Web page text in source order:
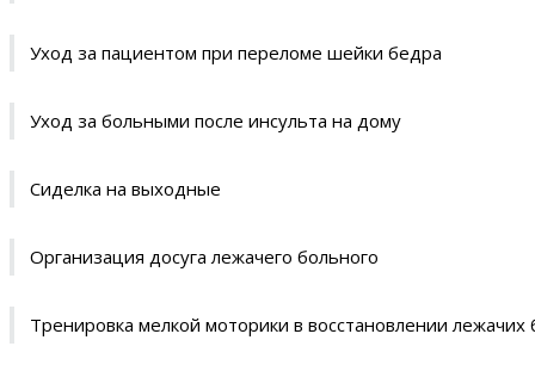
Уход за пациентом при переломе шейки бедра
Уход за больными после инсульта на дому
Сиделка на выходные
Организация досуга лежачего больного
Тренировка мелкой моторики в восстановлении лежачих